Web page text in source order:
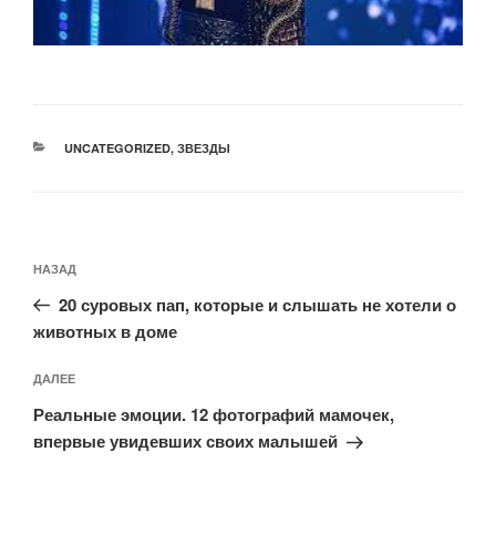
РУБРИКИ
UNCATEGORIZED, ЗВЕЗДЫ
по
записям
Предыдущая
запись:
НАЗАД
20 суровых пап, которые и слышать не хотели о
животных в доме
Следующая
запись
ДАЛЕЕ
Реальные эмоции. 12 фотографий мамочек,
впервые увидевших своих малышей